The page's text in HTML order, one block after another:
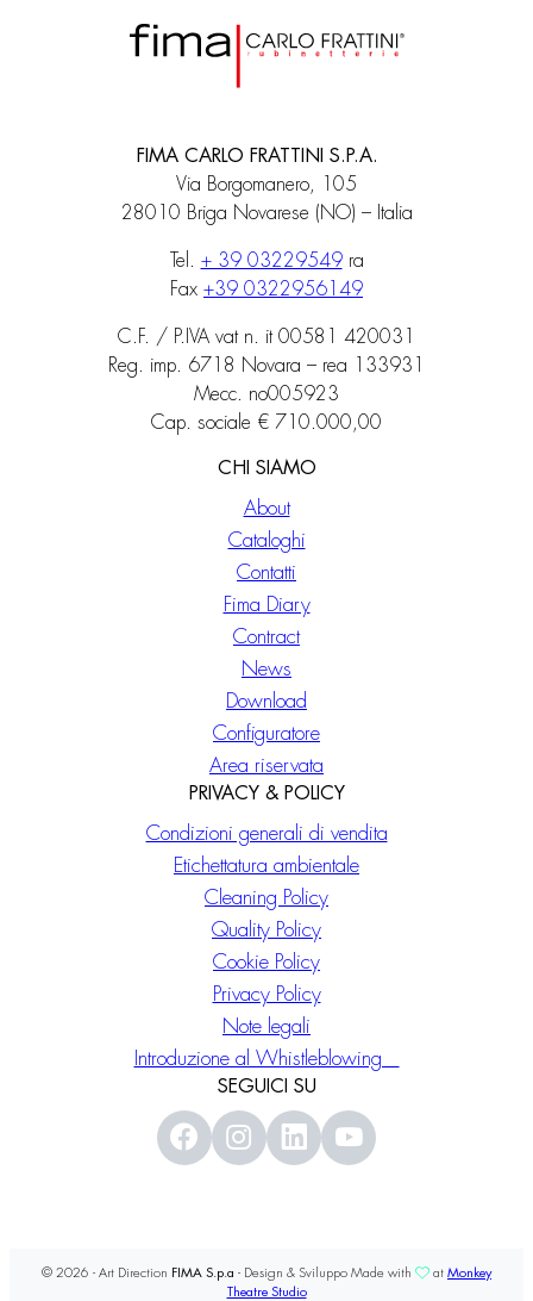
FIMA CARLO FRATTINI S.P.A.
Via Borgomanero, 105
28010 Briga Novarese (NO) – Italia
Tel. + 39 03229549ra
Fax +39 0322956149
C.F. / P.IVA vat n. it 00581 420031
Reg. imp. 6718 Novara – rea 133931
Mecc. no005923
Cap. sociale € 710.000,00
CHI SIAMO
About
Cataloghi
Contatti
Fima Diary
Contract
News
Download
Configuratore
Area riservata
PRIVACY & POLICY
Condizioni generali di vendita
Etichettatura ambientale
Cleaning Policy
Quality Policy
Cookie Policy
Privacy Policy
Note legali
Introduzione al Whistleblowing
SEGUICI SU
© 2026 - Art Direction FIMA S.p.a - Design & Sviluppo Made with at Monkey
Theatre Studio